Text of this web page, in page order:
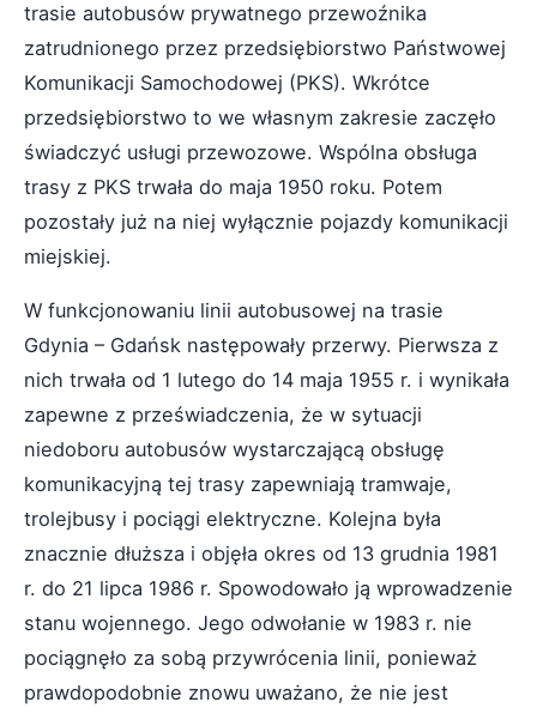
trasie autobusów prywatnego przewoźnika
zatrudnionego przez przedsiębiorstwo Państwowej
Komunikacji Samochodowej (PKS). Wkrótce
przedsiębiorstwo to we własnym zakresie zaczęło
świadczyć usługi przewozowe. Wspólna obsługa
trasy z PKS trwała do maja 1950 roku. Potem
pozostały już na niej wyłącznie pojazdy komunikacji
miejskiej.
W funkcjonowaniu linii autobusowej na trasie
Gdynia – Gdańsk następowały przerwy. Pierwsza z
nich trwała od 1 lutego do 14 maja 1955 r. i wynikała
zapewne z przeświadczenia, że w sytuacji
niedoboru autobusów wystarczającą obsługę
komunikacyjną tej trasy zapewniają tramwaje,
trolejbusy i pociągi elektryczne. Kolejna była
znacznie dłuższa i objęła okres od 13 grudnia 1981
r. do 21 lipca 1986 r. Spowodowało ją wprowadzenie
stanu wojennego. Jego odwołanie w 1983 r. nie
pociągnęło za sobą przywrócenia linii, ponieważ
prawdopodobnie znowu uważano, że nie jest